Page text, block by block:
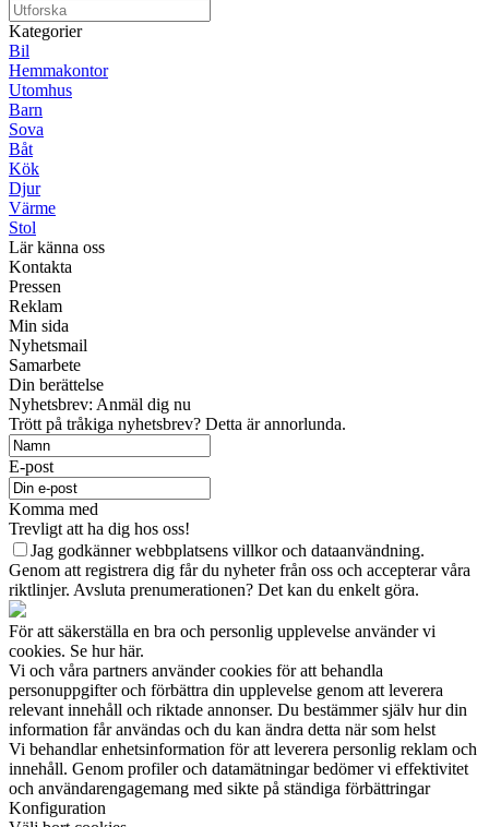
Kategorier
Bil
Hemmakontor
Utomhus
Barn
Sova
Båt
Kök
Djur
Värme
Stol
Lär känna oss
Kontakta
Pressen
Reklam
Min sida
Nyhetsmail
Samarbete
Din berättelse
Nyhetsbrev: Anmäl dig nu
Trött på tråkiga nyhetsbrev? Detta är annorlunda.
E-post
Komma med
Trevligt att ha dig hos oss!
Jag godkänner webbplatsens villkor och dataanvändning.
Genom att registrera dig får du nyheter från oss och accepterar våra
riktlinjer. Avsluta prenumerationen? Det kan du enkelt göra.
För att säkerställa en bra och personlig upplevelse använder vi
cookies. Se hur här.
Vi och våra partners använder cookies för att behandla
personuppgifter och förbättra din upplevelse genom att leverera
relevant innehåll och riktade annonser. Du bestämmer själv hur din
information får användas och du kan ändra detta när som helst
Vi behandlar enhetsinformation för att leverera personlig reklam och
innehåll. Genom profiler och datamätningar bedömer vi effektivitet
och användarengagemang med sikte på ständiga förbättringar
Konfiguration